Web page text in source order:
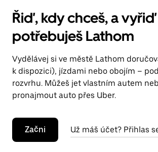
Řiď, kdy chceš, a vyřiď
potřebuješ Lathom
Vydělávej si ve městě Lathom
k dispozici), jízdami nebo obojím –
rozvrhu. Můžeš jet vlastním autem
pronajmout auto přes Uber.
Začni Už máš účet? Přihlas